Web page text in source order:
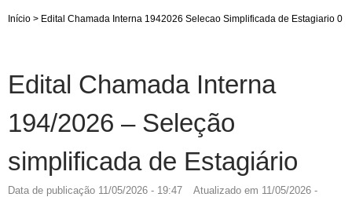
Início > Edital Chamada Interna 1942026 Selecao Simplificada de Estagiario 0
Edital Chamada Interna
194/2026 – Seleção
simplificada de Estagiário
Data de publicação 11/05/2026 - 19:47 Atualizado em 11/05/2026 -